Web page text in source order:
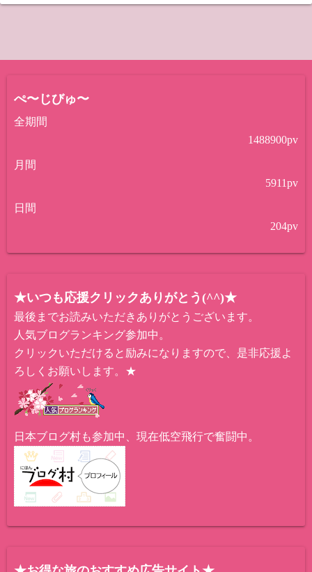
ぺ〜じびゅ〜
全期間
1488900pv
月間
5911pv
日間
204pv
★いつも応援クリックありがとう(^^)★
最後までお読みいただきありがとうございます。
人気ブログランキング参加中。
クリックいただけると励みになりますので、是非応援よ
ろしくお願いします。★
日本ブログ村も参加中、現在低空飛行で奮闘中。